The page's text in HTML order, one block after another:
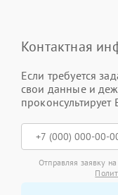
Контактная
Если требуется
свои данные и
проконсультирует
Отправляя заявку